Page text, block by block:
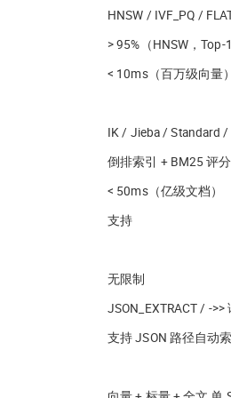
HNSW / IVF_PQ /
> 95%（HNSW，Top-
< 10ms（百万级向量）
IK / Jieba / Standard /
倒排索引 + BM25 评分
< 50ms（亿级文档）
支持
无限制
JSON_EXTRACT / ->>
支持 JSON 路径自动索